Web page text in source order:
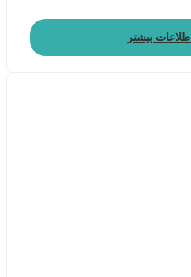
اطلاعات بیشتر